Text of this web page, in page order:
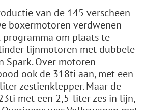
van de 145 verscheen
boxermotoren verdwenen
om plaats te
lijnmotoren met dubbele
Spark. Over motoren
ook de 318ti aan, met een
zestienklepper. Maar de
met een 2,5-liter zes in lijn,